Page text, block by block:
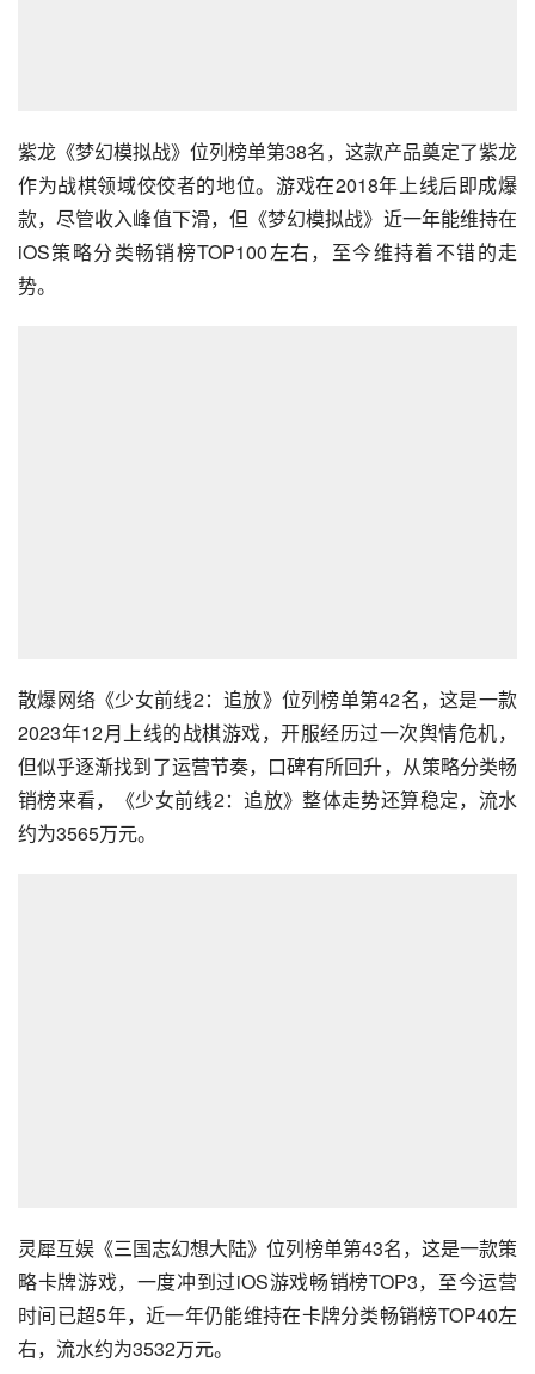
紫龙《梦幻模拟战》位列榜单第38名，这款产品奠定了紫龙
作为战棋领域佼佼者的地位。游戏在2018年上线后即成爆
款，尽管收入峰值下滑，但《梦幻模拟战》近一年能维持在
iOS策略分类畅销榜TOP100左右，至今维持着不错的走
势。
散爆网络《少女前线2：追放》位列榜单第42名，这是一款
2023年12月上线的战棋游戏，开服经历过一次舆情危机，
但似乎逐渐找到了运营节奏，口碑有所回升，从策略分类畅
销榜来看，《少女前线2：追放》整体走势还算稳定，流水
约为3565万元。
灵犀互娱《三国志幻想大陆》位列榜单第43名，这是一款策
略卡牌游戏，一度冲到过iOS游戏畅销榜TOP3，至今运营
时间已超5年，近一年仍能维持在卡牌分类畅销榜TOP40左
右，流水约为3532万元。